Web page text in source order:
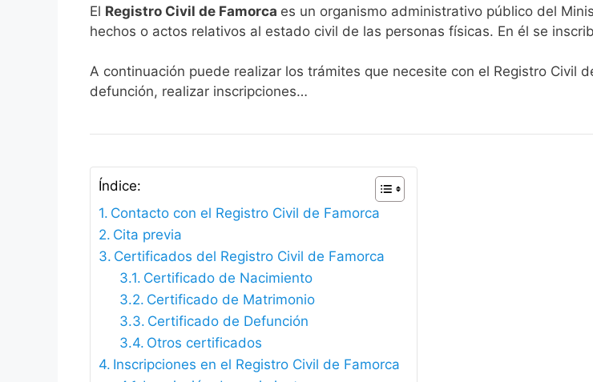
El Registro Civil de Famorca es un organismo administrativo público del
hechos o actos relativos al estado civil de las personas físicas. En él se
A continuación puede realizar los trámites que necesite con el Registro Civil
defunción, realizar inscripciones…
Índice:
Contacto con el Registro Civil de Famorca
Cita previa
Certificados del Registro Civil de Famorca
Certificado de Nacimiento
Certificado de Matrimonio
Certificado de Defunción
Otros certificados
Inscripciones en el Registro Civil de Famorca